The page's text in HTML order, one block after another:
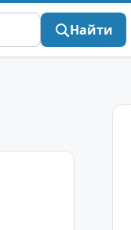
Найти